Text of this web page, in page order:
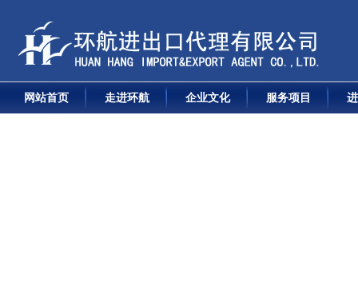
网站首页 走进环航 企业文化 服务项目